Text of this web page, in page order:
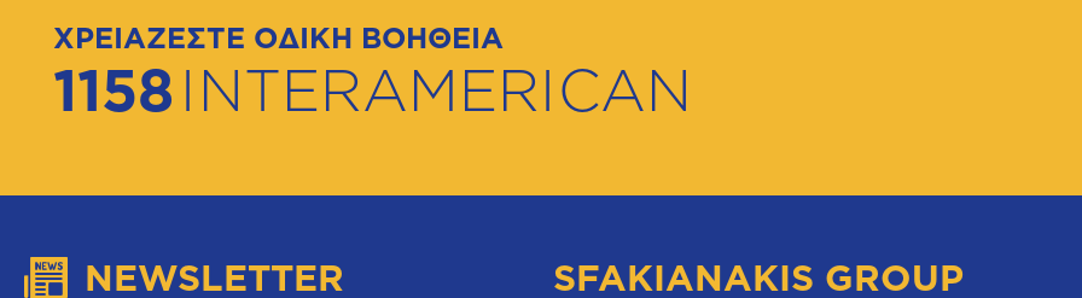
ΧΡΕΙΑΖΕΣΤΕ ΟΔΙΚΗ ΒΟΗΘΕΙΑ
1158 INTERAMERICAN
NEWSLETTER
SFAKIANAKIS GROUP